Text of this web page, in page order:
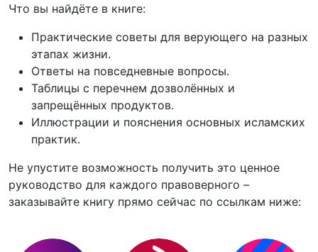
Что вы найдёте в книге:
Практические советы для верующего на разных
этапах жизни.
Ответы на повседневные вопросы.
Таблицы с перечнем дозволённых и
запрещённых продуктов.
Иллюстрации и пояснения основных исламских
практик.
Не упустите возможность получить это ценное
руководство для каждого правоверного –
заказывайте книгу прямо сейчас по ссылкам ниже: